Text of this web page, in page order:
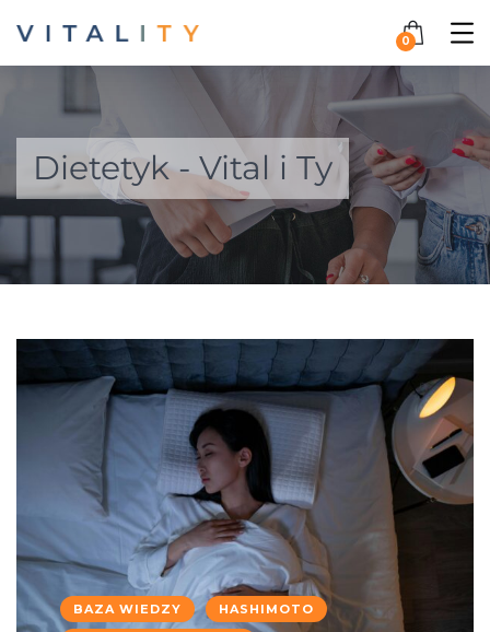
0
Dietetyk - Vital i Ty
BAZA WIEDZY HASHIMOTO